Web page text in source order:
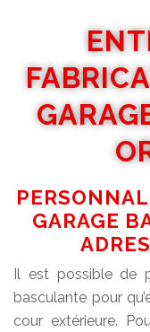
GARAGE
Il est possible de
basculante pour
cour extérieure.